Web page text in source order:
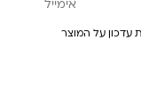
עדכון על המוצר